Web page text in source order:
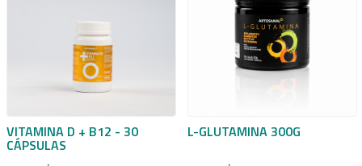
VITAMINA D + B12 - 30
CÁPSULAS
L-GLUTAMINA 300G